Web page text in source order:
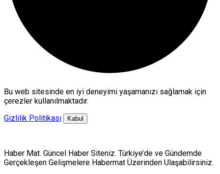
Bu web sitesinde en iyi deneyimi yaşamanızı sağlamak için
çerezler kullanılmaktadır.
Gizlilik Politikası
Kabul
Haber Mat. Güncel Haber Siteniz. Türkiye’de ve Gündemde
Gerçekleşen Gelişmelere Habermat Üzerinden Ulaşabilirsiniz.